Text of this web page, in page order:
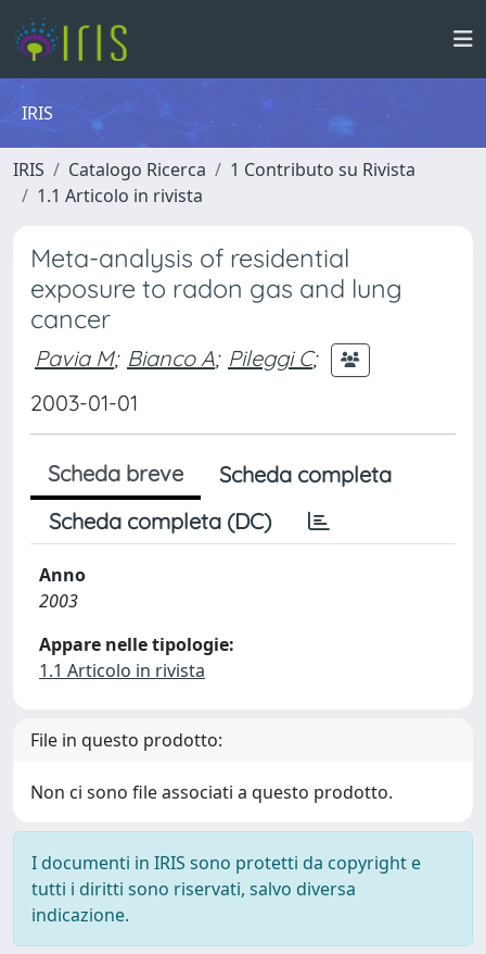
IRIS
IRIS Catalogo Ricerca
1 Contributo su Rivista
1.1 Articolo in rivista
Meta-analysis of residential
exposure to radon gas and lung
cancer
Pavia M; Bianco A; Pileggi C;
2003-01-01
Scheda breve
Scheda completa
Scheda completa (DC)
Anno
2003
Appare nelle tipologie:
1.1 Articolo in rivista
File in questo prodotto:
Non ci sono file associati a questo prodotto.
I documenti in IRIS sono protetti da copyright e
tutti i diritti sono riservati, salvo diversa
indicazione.